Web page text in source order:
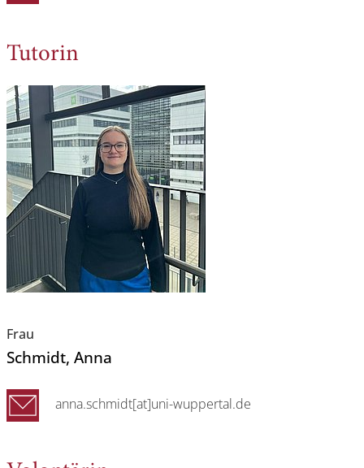
Tutorin
Frau
Schmidt, Anna
anna.schmidt[at]uni-wuppertal.de